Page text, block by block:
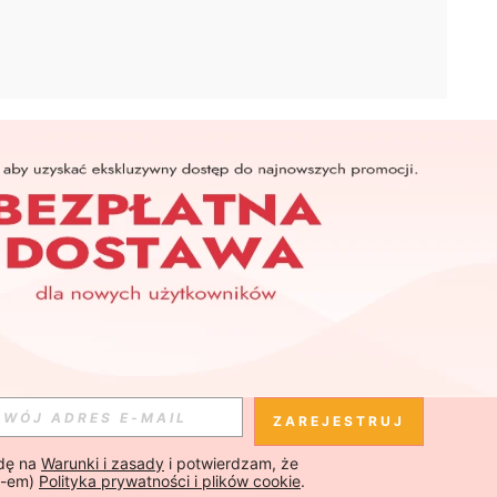
APLIKACJA
ZAREJESTRUJ
na Warunki i zasady i potwierdzam, że
em) Polityka prywatności i plików cookie.